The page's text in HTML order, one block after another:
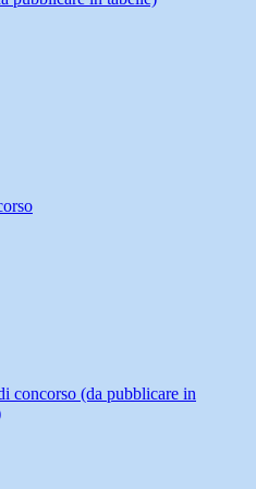
concorso (da pubblicare in